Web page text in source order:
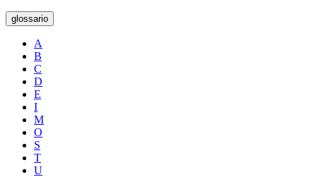
glossario
A
B
C
D
E
I
M
O
S
T
U